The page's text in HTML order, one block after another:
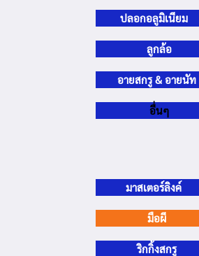
ปลอกอลูมิเนียม
ลูกล้อ
อายสกรู & อายนัท
อื่นๆ
มาสเตอร์ลิงค์
มือผี
ริกกิ้งสกรู